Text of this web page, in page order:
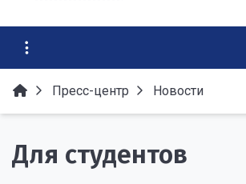
Пресс-центр Новости
Для студентов